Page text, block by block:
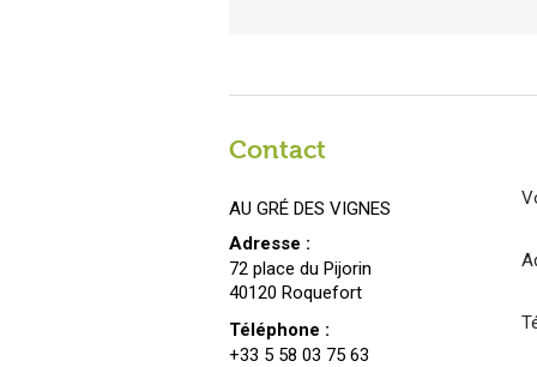
Contact
AU GRÉ DES VIGNES
Adresse :
72 place du Pijorin
40120 Roquefort
Téléphone :
+33 5 58 03 75 63